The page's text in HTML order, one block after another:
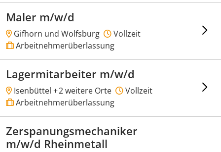
Maler m/w/d
Gifhorn und Wolfsburg
Vollzeit
Arbeitnehmerüberlassung
Lagermitarbeiter m/w/d
Isenbüttel +2 weitere Orte
Vollzeit
Arbeitnehmerüberlassung
Zerspanungsmechaniker
m/w/d Rheinmetall